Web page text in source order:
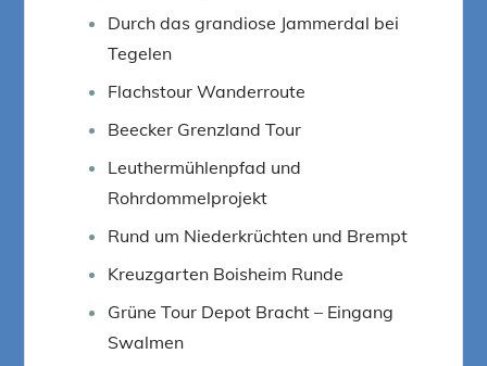
Durch das grandiose Jammerdal bei
Tegelen
Flachstour Wanderroute
Beecker Grenzland Tour
Leuthermühlenpfad und
Rohrdommelprojekt
Rund um Niederkrüchten und Brempt
Kreuzgarten Boisheim Runde
Grüne Tour Depot Bracht – Eingang
Swalmen